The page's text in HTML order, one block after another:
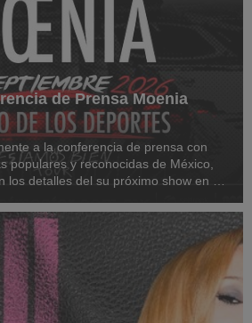
de Prensa Moenia
a la conferencia de prensa con
populares y reconocidas de México,
los detalles del su próximo show en el